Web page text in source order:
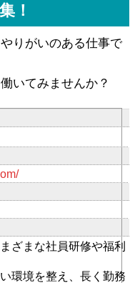
！
りがいのある仕事で
いてみませんか？
ざまな社員研修や福利
環境を整え、長く勤務